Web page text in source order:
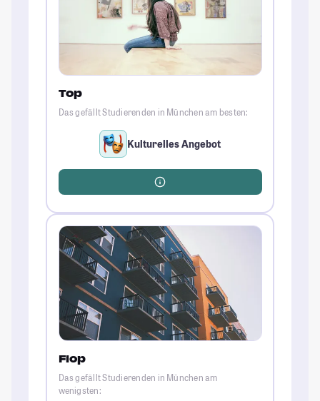
Top
Das gefällt Studierenden in München am besten:
Kulturelles Angebot
Flop
Das gefällt Studierenden in München am
wenigsten: